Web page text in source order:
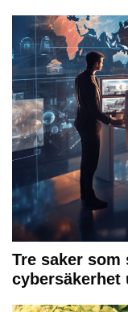
Tre saker
cybersäkerhet